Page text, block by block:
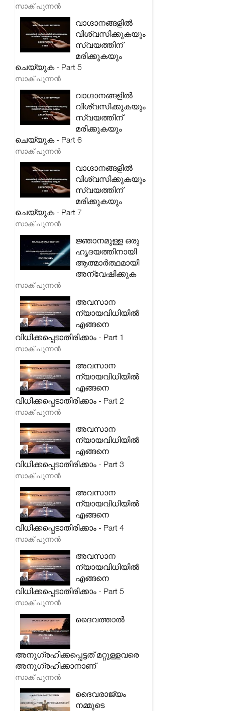
സാക് പുന്നൻ
വാഗ്ദാനങ്ങളിൽ
വിശ്വസിക്കുകയും
സ്വയത്തിന്
മരിക്കുകയും
ചെയ്യുക - Part 5
സാക് പുന്നൻ
വാഗ്ദാനങ്ങളിൽ
വിശ്വസിക്കുകയും
സ്വയത്തിന്
മരിക്കുകയും
ചെയ്യുക - Part 6
സാക് പുന്നൻ
വാഗ്ദാനങ്ങളിൽ
വിശ്വസിക്കുകയും
സ്വയത്തിന്
മരിക്കുകയും
ചെയ്യുക - Part 7
സാക് പുന്നൻ
ജ്ഞാനമുള്ള ഒരു
ഹൃദയത്തിനായി
ആത്മാർത്ഥമായി
അന്വേഷിക്കുക
സാക് പുന്നൻ
അവസാന
ന്യായവിധിയിൽ
എങ്ങനെ
വിധിക്കപ്പെടാതിരിക്കാം - Part 1
സാക് പുന്നൻ
അവസാന
ന്യായവിധിയിൽ
എങ്ങനെ
വിധിക്കപ്പെടാതിരിക്കാം - Part 2
സാക് പുന്നൻ
അവസാന
ന്യായവിധിയിൽ
എങ്ങനെ
വിധിക്കപ്പെടാതിരിക്കാം - Part 3
സാക് പുന്നൻ
അവസാന
ന്യായവിധിയിൽ
എങ്ങനെ
വിധിക്കപ്പെടാതിരിക്കാം - Part 4
സാക് പുന്നൻ
അവസാന
ന്യായവിധിയിൽ
എങ്ങനെ
വിധിക്കപ്പെടാതിരിക്കാം - Part 5
സാക് പുന്നൻ
ദൈവത്താൽ
അനുഗ്രഹിക്കപ്പെട്ടത് മറ്റുള്ളവരെ
അനുഗ്രഹിക്കാനാണ്
സാക് പുന്നൻ
ദൈവരാജ്യം
നമ്മുടെ